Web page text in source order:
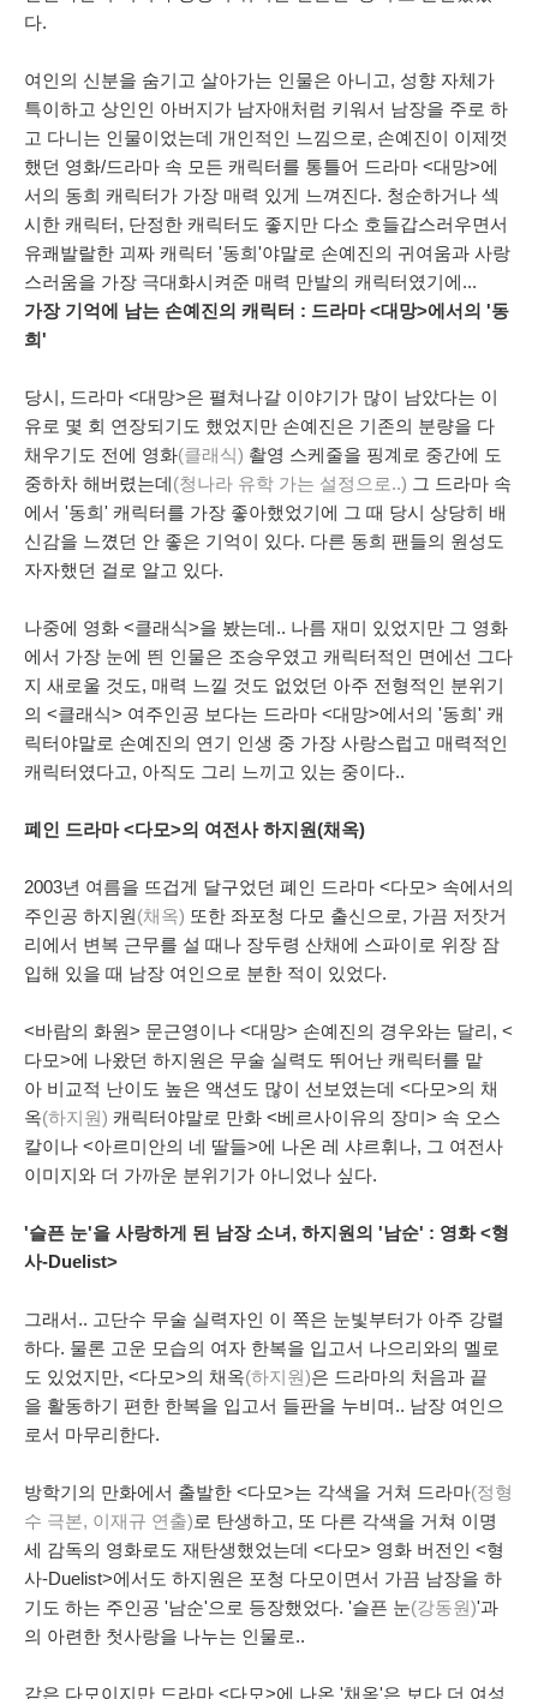
다.
여인의 신분을 숨기고 살아가는 인물은 아니고, 성향 자체가
특이하고 상인인 아버지가 남자애처럼 키워서 남장을 주로 하
고 다니는 인물이었는데 개인적인 느낌으로, 손예진이 이제껏
했던 영화/드라마 속 모든 캐릭터를 통틀어 드라마 <대망>에
서의 동희 캐릭터가 가장 매력 있게 느껴진다. 청순하거나 섹
시한 캐릭터, 단정한 캐릭터도 좋지만 다소 호들갑스러우면서
유쾌발랄한 괴짜 캐릭터 '동희'야말로 손예진의 귀여움과 사랑
스러움을 가장 극대화시켜준 매력 만발의 캐릭터였기에...
가장 기억에 남는 손예진의 캐릭터 : 드라마 <대망>에서의 '동
희'
당시, 드라마 <대망>은 펼쳐나갈 이야기가 많이 남았다는 이
유로 몇 회 연장되기도 했었지만 손예진은 기존의 분량을 다
채우기도 전에 영화(클래식) 촬영 스케줄을 핑계로 중간에 도
중하차 해버렸는데 (청나라 유학 가는 설정으로..) 그 드라마 속
에서 '동희' 캐릭터를 가장 좋아했었기에 그 때 당시 상당히 배
신감을 느꼈던 안 좋은 기억이 있다. 다른 동희 팬들의 원성도
자자했던 걸로 알고 있다.
나중에 영화 <클래식>을 봤는데.. 나름 재미 있었지만 그 영화
에서 가장 눈에 띈 인물은 조승우였고 캐릭터적인 면에선 그다
지 새로울 것도, 매력 느낄 것도 없었던 아주 전형적인 분위기
의 <클래식> 여주인공 보다는 드라마 <대망>에서의 '동희' 캐
릭터야말로 손예진의 연기 인생 중 가장 사랑스럽고 매력적인
캐릭터였다고, 아직도 그리 느끼고 있는 중이다..
폐인 드라마 <다모>의 여전사 하지원(채옥)
2003년 여름을 뜨겁게 달구었던 폐인 드라마 <다모> 속에서의
주인공 하지원 (채옥) 또한 좌포청 다모 출신으로, 가끔 저잣거
리에서 변복 근무를 설 때나 장두령 산채에 스파이로 위장 잠
입해 있을 때 남장 여인으로 분한 적이 있었다.
<바람의 화원> 문근영이나 <대망> 손예진의 경우와는 달리, <
다모>에 나왔던 하지원은 무술 실력도 뛰어난 캐릭터를 맡
아 비교적 난이도 높은 액션도 많이 선보였는데 <다모>의 채
옥(하지원) 캐릭터야말로 만화 <베르사이유의 장미> 속 오스
칼이나 <아르미안의 네 딸들>에 나온 레 샤르휘나, 그 여전사
이미지와 더 가까운 분위기가 아니었나 싶다.
'슬픈 눈'을 사랑하게 된 남장 소녀, 하지원의 '남순' : 영화 <형
사-Duelist>
그래서.. 고단수 무술 실력자인 이 쪽은 눈빛부터가 아주 강렬
하다. 물론 고운 모습의 여자 한복을 입고서 나으리와의 멜로
도 있었지만, <다모>의 채옥(하지원)은 드라마의 처음과 끝
을 활동하기 편한 한복을 입고서 들판을 누비며.. 남장 여인으
로서 마무리한다.
방학기의 만화에서 출발한 <다모>는 각색을 거쳐 드라마(정형
수 극본, 이재규 연출)로 탄생하고, 또 다른 각색을 거쳐 이명
세 감독의 영화로도 재탄생했었는데 <다모> 영화 버전인 <형
사-Duelist>에서도 하지원은 포청 다모이면서 가끔 남장을 하
기도 하는 주인공 '남순'으로 등장했었다. '슬픈 눈(강동원)'과
의 아련한 첫사랑을 나누는 인물로..
같은 다모이지만 드라마 <다모>에 나온 '채옥'은 보다 더 여성